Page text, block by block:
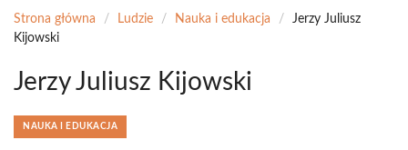
Strona główna / Ludzie / Nauka i edukacja /
Jerzy Juliusz
Kijowski
Jerzy Juliusz Kijowski
NAUKA I EDUKACJA